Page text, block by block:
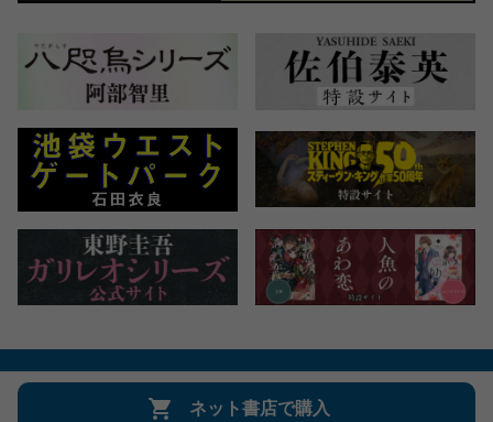
ネット書店で購入
会社概要 自費出版のご案内 お問合せ
株式会社文藝春秋 文春オンライン Number Web